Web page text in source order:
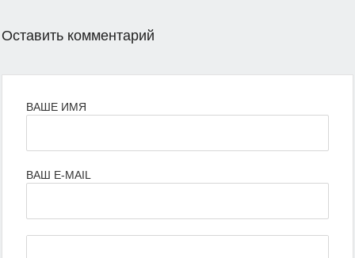
Оставить комментарий
ВАШЕ ИМЯ
ВАШ E-MAIL